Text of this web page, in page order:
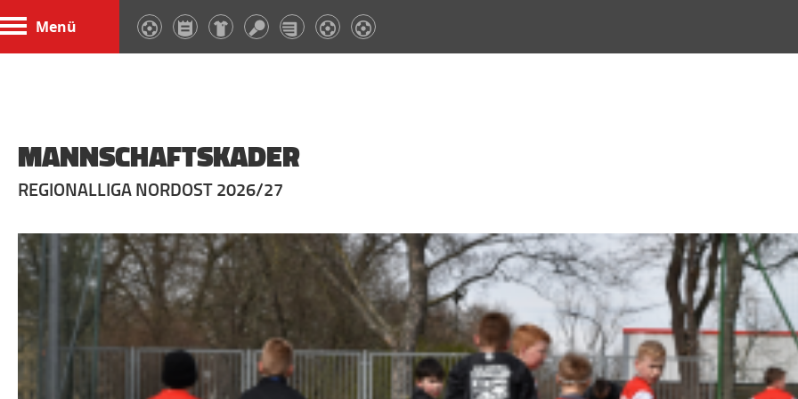
Menü
MANNSCHAFTSKADER
REGIONALLIGA NORDOST 2026/27